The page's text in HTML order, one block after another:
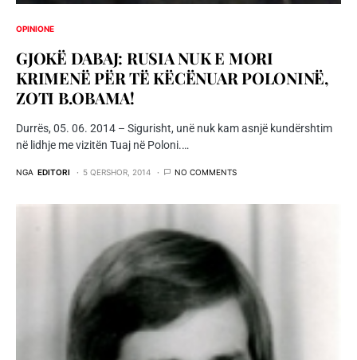
OPINIONE
GJOKË DABAJ: RUSIA NUK E MORI
KRIMENË PËR TË KËCËNUAR POLONINË,
ZOTI B.OBAMA!
Durrës, 05. 06. 2014 – Sigurisht, unë nuk kam asnjë kundërshtim
në lidhje me vizitën Tuaj në Poloni.…
NGA EDITORI 5 QERSHOR, 2014 NO COMMENTS